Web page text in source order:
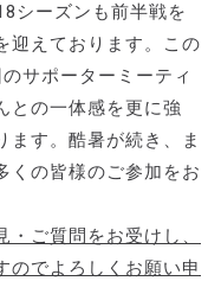
シーズンも前半戦を
迎えております。この
サポーターミーティ
との一体感を更に強
ます。酷暑が続き、ま
くの皆様のご参加をお
ご質問をお受けし、
のでよろしくお願い申